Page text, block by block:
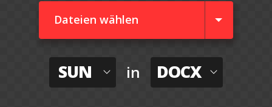
Dateien wählen
SUN in DOCX